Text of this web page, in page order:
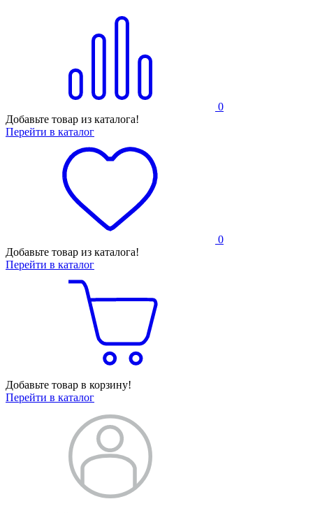
0
Добавьте товар из каталога!
Перейти в каталог
0
Добавьте товар из каталога!
Перейти в каталог
Добавьте товар в корзину!
Перейти в каталог